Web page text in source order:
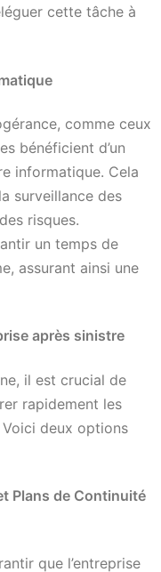
cette tâche à
comme ceux
bénéficient d’un
informatique. Cela
surveillance des
risques.
un temps de
assurant ainsi une
après sinistre
il est crucial de
rapidement les
Voici deux options
Plans de Continuité
que l’entreprise